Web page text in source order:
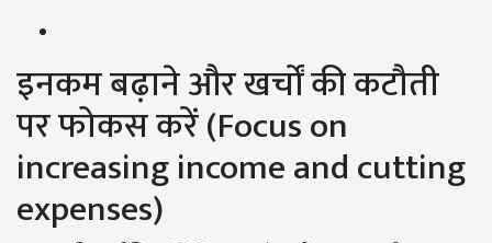
इनकम बढ़ाने और खर्चों की कटौती
पर फोकस करें (Focus on
increasing income and cutting
expenses)